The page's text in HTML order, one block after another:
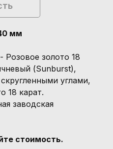
мм
Розовое золото 18
(Sunburst),
углами,
18 карат.
заводская
стоимость.